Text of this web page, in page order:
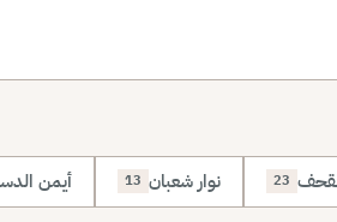
23 نوار شعبان 13 أيمن